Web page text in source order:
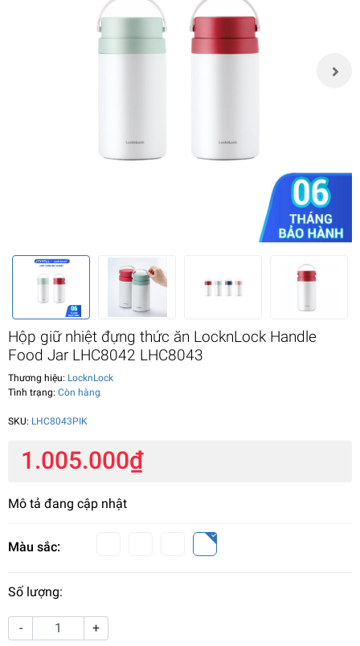
Hộp giữ nhiệt đựng thức ăn LocknLock Handle
Food Jar LHC8042 LHC8043
Thương hiệu: LocknLock
Tình trạng: Còn hàng
SKU: LHC8043PIK
1.005.000₫
Mô tả đang cập nhật
Màu sắc:
Số lượng:
- +